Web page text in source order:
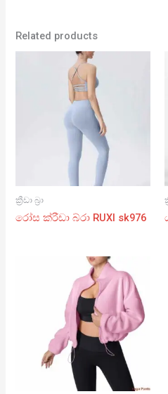
Related products
ක්‍රීඩා බ්‍රා
රෝස ක්රීඩා බ්රා RUXI sk976